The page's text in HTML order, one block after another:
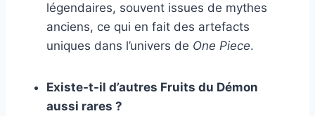
légendaires, souvent issues de mythes
anciens, ce qui en fait des artefacts
uniques dans l’univers de One Piece.
Existe-t-il d’autres Fruits du Démon
aussi rares ?